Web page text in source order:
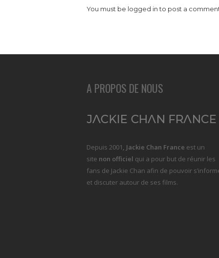
You must be logged into post a
A PROPOS DE NOUS
Depuis 2001, Jackie Chan France est un
site non officiel qui a pour but de réunir les
fans de Jackie Chan afin de pouvoir
et discuter autour de ses films.